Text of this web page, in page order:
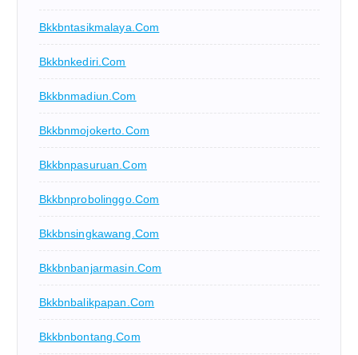
Bkkbntasikmalaya.com
Bkkbnkediri.com
Bkkbnmadiun.com
Bkkbnmojokerto.com
Bkkbnpasuruan.com
Bkkbnprobolinggo.com
Bkkbnsingkawang.com
Bkkbnbanjarmasin.com
Bkkbnbalikpapan.com
Bkkbnbontang.com